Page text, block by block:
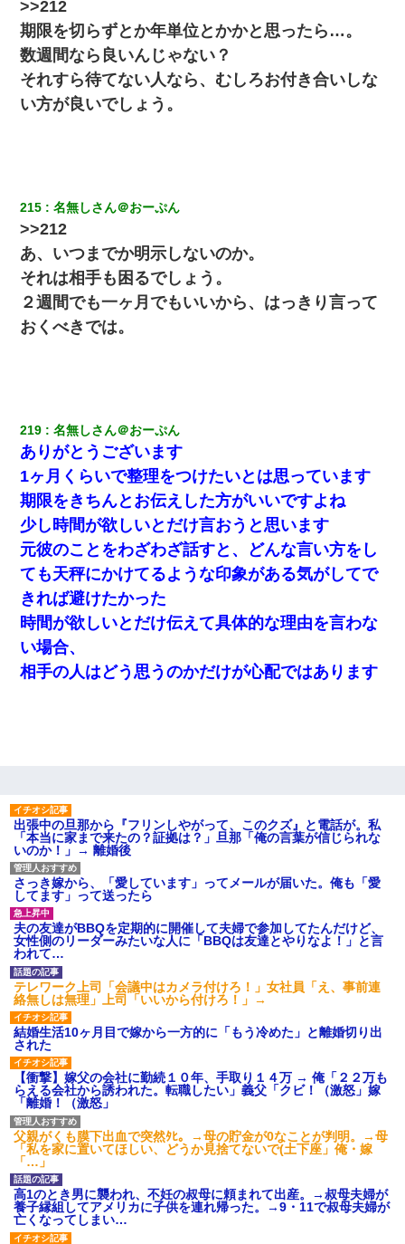
ＤＮＡ検査『血縁関係０％』旦那「やっぱり托卵だったん
だ…」嫁「本当に身に覚えがない」「なにかの間違いだ！
取り違えだ！」→ 嫁「あっ」
彼女にプロポーズしてOK貰った俺、告げられた結婚条件に
並んでること！」俺「会社にいない？」→次の瞬間、すご
い鳥肌が立った
日航機墜落事故の「ここからは日本語で大丈夫ですよ〜」
の絶望感がヤバイ・・・
友人「酒の勢いで女先輩をホテルに連れ込んだｗｗｗｗ
ｗ」俺「…」
裁判官「お互いに最後に言いたいことはありますか」バカ
夫「…」A「夫を一発殴らせてほしい」裁判官「どうぞ」
友人とふたりで山口に旅行した時の事。レンタカーを借り
て山の中の道を走っていたら、突然ガガッ！って音がし
て…
私は家が貧しくて、手に職をつけようと看護師になった。
だけど卒業を控えた年の1月末、車にひかれて看護師になれ
なくなった。
見合いにて。嫁「はじめまして」俺「失礼ですが○○さんご
本人ですか？」
旦那が長男のDNA鑑定をしたら血縁関係0%だった。旦那
「やっぱりウワキしてたんだな…」長男「俺は誰の子供な
の？」長女・次男「ウワキ女！」
子供の頃、母の弟にイタズラされてて中学に入ってから関
係を持ってしまった。拒絶したら「全部バラしてやる」と
脅迫されたので両親に全部話した。
ホテルに泊まったんだけど従業員が最悪だった。折角の旅
行で何故私が怒鳴られなきゃいけなかったのだ
アパートのドアに『ハンザイ者！この人はさいあくの人で
す』と張り紙が！大家「面倒はごめんだよ」私「はあ」→
警察に行き、見回りで犯人が捕まったが、それが…｜生活
｜ヌルポあんてな
彼にプロポーズされたんだけど、実は資産家だと知って婚
約破棄した。B子「A男くんと別れたって本当？私が付き合
ってもいい？」
父親がくも膜下出血で突然ﾀﾋ。→母の貯金が0なことが判
明。→母「私を家に置いてほしい、どうか見捨てないで(土
下座」俺・嫁「…」
>>212
期限を切らずとか年単位とかかと思ったら…。
数週間なら良いんじゃない？
それすら待てない人なら、むしろお付き合いしな
い方が良いでしょう。
215 名無しさん＠おーぷん
>>212
あ、いつまでか明示しないのか。
それは相手も困るでしょう。
２週間でも一ヶ月でもいいから、はっきり言って
おくべきでは。
219 名無しさん＠おーぷん
ありがとうございます
1ヶ月くらいで整理をつけたいとは思っています
期限をきちんとお伝えした方がいいですよね
少し時間が欲しいとだけ言おうと思います
元彼のことをわざわざ話すと、どんな言い方をし
ても天秤にかけてるような印象がある気がしてで
きれば避けたかった
時間が欲しいとだけ伝えて具体的な理由を言わな
い場合、
相手の人はどう思うのかだけが心配ではあります
出張中の旦那から『フリンしやがって、このクズ』と電話が。私
「本当に家まで来たの？証拠は？」旦那「俺の言葉が信じられな
いのか！」→ 離婚後
さっき嫁から、「愛しています」ってメールが届いた。俺も「愛
してます」って送ったら
夫の友達がBBQを定期的に開催して夫婦で参加してたんだけど、
女性側のリーダーみたいな人に「BBQは友達とやりなよ！」と言
われて…
テレワーク上司「会議中はカメラ付けろ！」女社員「え、事前連
絡無しは無理」上司「いいから付けろ！」→
結婚生活10ヶ月目で嫁から一方的に「もう冷めた」と離婚切り出
された
【衝撃】嫁父の会社に勤続１０年、手取り１４万 → 俺「２２万も
らえる会社から誘われた。転職したい」義父「クビ！（激怒」嫁
「離婚！（激怒」
父親がくも膜下出血で突然ﾀﾋ。→母の貯金が0なことが判明。→母
「私を家に置いてほしい、どうか見捨てないで(土下座」俺・嫁
「…」
高1のとき男に襲われ、不妊の叔母に頼まれて出産。→叔母夫婦が
養子縁組してアメリカに子供を連れ帰った。→9・11で叔母夫婦が
亡くなってしまい…